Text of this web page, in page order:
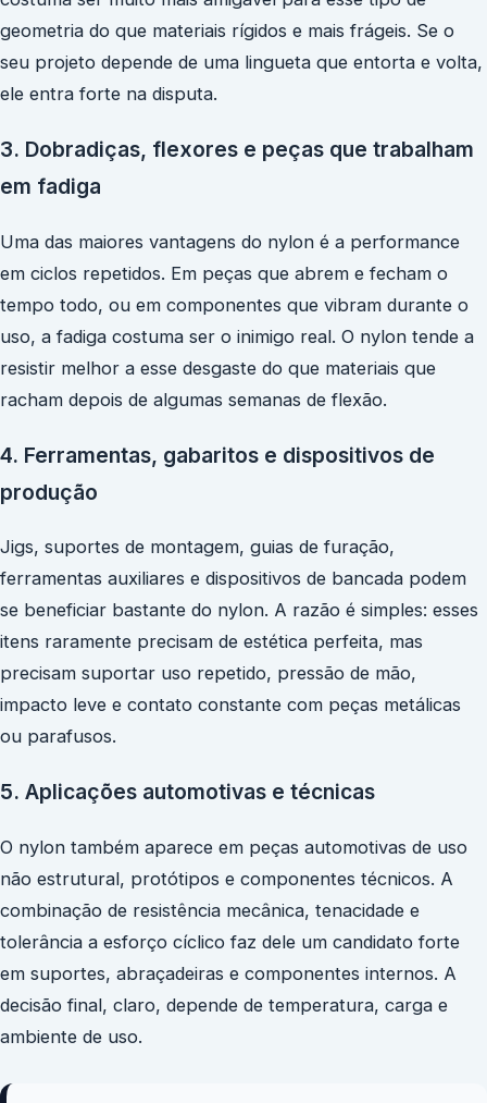
geometria do que materiais rígidos e mais frágeis. Se o
seu projeto depende de uma lingueta que entorta e volta,
ele entra forte na disputa.
3. Dobradiças, flexores e peças que trabalham
em fadiga
Uma das maiores vantagens do nylon é a performance
em ciclos repetidos. Em peças que abrem e fecham o
tempo todo, ou em componentes que vibram durante o
uso, a fadiga costuma ser o inimigo real. O nylon tende a
resistir melhor a esse desgaste do que materiais que
racham depois de algumas semanas de flexão.
4. Ferramentas, gabaritos e dispositivos de
produção
Jigs, suportes de montagem, guias de furação,
ferramentas auxiliares e dispositivos de bancada podem
se beneficiar bastante do nylon. A razão é simples: esses
itens raramente precisam de estética perfeita, mas
precisam suportar uso repetido, pressão de mão,
impacto leve e contato constante com peças metálicas
ou parafusos.
5. Aplicações automotivas e técnicas
O nylon também aparece em peças automotivas de uso
não estrutural, protótipos e componentes técnicos. A
combinação de resistência mecânica, tenacidade e
tolerância a esforço cíclico faz dele um candidato forte
em suportes, abraçadeiras e componentes internos. A
decisão final, claro, depende de temperatura, carga e
ambiente de uso.